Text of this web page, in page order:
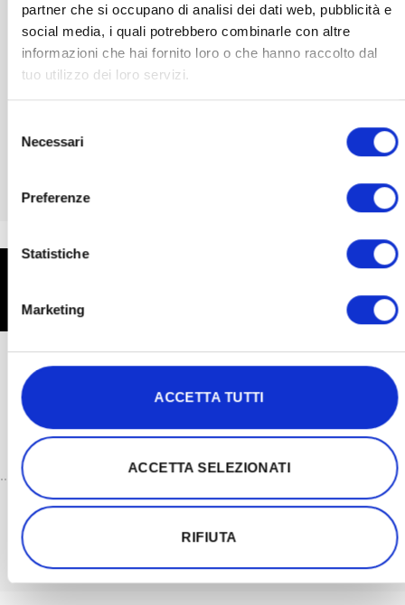
partner che si occupano di analisi dei dati web, pubblicità e
social media, i quali potrebbero combinarle con altre
informazioni che hai fornito loro o che hanno raccolto dal
tuo utilizzo dei loro servizi.
delNecessari
Preferenze
Statistiche
Marketing
ACCETTA TUTTI
ACCETTA SELEZIONATI
RIFIUTA
fotobiomodulazione (1)
ARCHIVI
SERVIZIO ASSISTENZA CLIENTI
Alessandra Toson
351 422 96 93
support@red-therapy.com
Disponibilità
Lunedì e venerdì: 10:00 - 12:00
Mercoledì: 14:00 - 16:00